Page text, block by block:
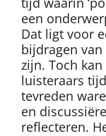
een
Dat ligt voor
bijdragen
zijn. Toch
luisteraars
tevreden
en
reflecteren.